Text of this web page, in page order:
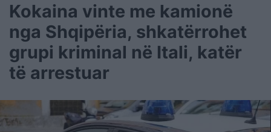
Kokaina vinte me kamionë
nga Shqipëria, shkatërrohet
grupi kriminal në Itali, katër
të arrestuar